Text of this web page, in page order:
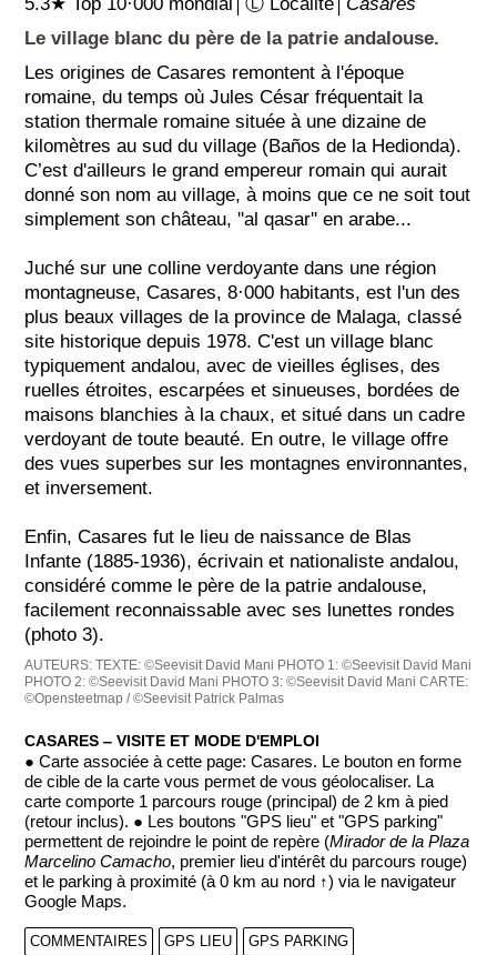
Le village blanc du père de la patrie andalouse.
Les origines de Casares remontent à l'époque
romaine, du temps où Jules César fréquentait la
station thermale romaine située à une dizaine de
kilomètres au sud du village (Baños de la Hedionda).
C’est d'ailleurs le grand empereur romain qui aurait
donné son nom au village, à moins que ce ne soit tout
simplement son château, ''al qasar'' en arabe...
Juché sur une colline verdoyante dans une région
montagneuse, Casares, 8·000 habitants, est l'un des
plus beaux villages de la province de Malaga, classé
site historique depuis 1978. C'est un village blanc
typiquement andalou, avec de vieilles églises, des
ruelles étroites, escarpées et sinueuses, bordées de
maisons blanchies à la chaux, et situé dans un cadre
verdoyant de toute beauté. En outre, le village offre
des vues superbes sur les montagnes environnantes,
et inversement.
Enfin, Casares fut le lieu de naissance de Blas
Infante (1885-1936), écrivain et nationaliste andalou,
considéré comme le père de la patrie andalouse,
facilement reconnaissable avec ses lunettes rondes
(photo 3).
AUTEURS:TEXTE: ©Seevisit David Mani PHOTO 1: ©Seevisit David Mani
PHOTO 2: ©Seevisit David Mani PHOTO 3: ©Seevisit David Mani CARTE:
©Opensteetmap / ©Seevisit Patrick Palmas
CASARES ‒ VISITE ET MODE D'EMPLOI
● Carte associée à cette page: Casares. Le bouton en forme
de cible de la carte vous permet de vous géolocaliser. La
carte comporte 1 parcours rouge (principal) de 2 km à pied
(retour inclus). ● Les boutons "GPS lieu" et "GPS parking"
permettent de rejoindre le point de repère (Mirador de la Plaza
Marcelino Camacho, premier lieu d'intérêt du parcours rouge)
et le parking à proximité (à 0 km au nord ↑) via le navigateur
Google Maps.
COMMENTAIRES GPS LIEU GPS PARKING